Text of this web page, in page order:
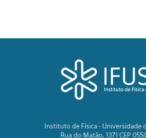
Instituto de Física - Universidade
Rua do Matão, 1371 CEP